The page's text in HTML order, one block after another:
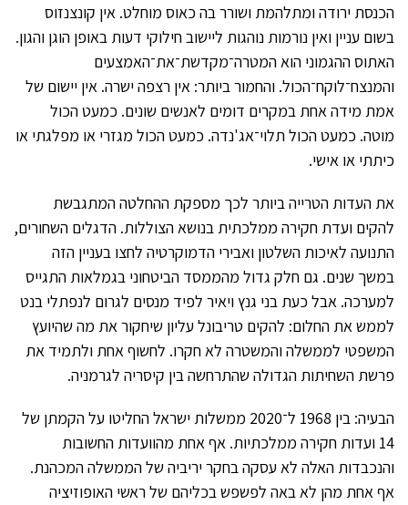
הכנסת ירודה ומתלהמת ושורר בה כאוס מוחלט. אין קונצנזוס
בשום עניין ואין נורמות נוהגות ליישוב חילוקי דעות באופן הוגן והגון.
האתוס ההגמוני הוא המטרה־מקדשת־את־האמצעים
והמנצח־לוקח־הכול. והחמור ביותר: אין רצפה ישרה. אין יישום של
אמת מידה אחת במקרים דומים לאנשים שונים. כמעט הכול
מוטה. כמעט הכול תלוי־אג'נדה. כמעט הכול מגזרי או מפלגתי או
כיתתי או אישי.
את העדות הטרייה ביותר לכך מספקת ההחלטה המתגבשת
להקים ועדת חקירה ממלכתית בנושא הצוללות. הדגלים השחורים,
התנועה לאיכות השלטון ואבירי הדמוקרטיה לחצו בעניין הזה
במשך שנים. גם חלק גדול מהממסד הביטחוני בגמלאות התגייס
למערכה. אבל כעת בני גנץ ויאיר לפיד מנסים לגרום לנפתלי בנט
לממש את החלום: להקים טריבונל עליון שיחקור את מה שהיועץ
המשפטי לממשלה והמשטרה לא חקרו. לחשוף אחת ולתמיד את
פרשת השחיתות הגדולה שהתרחשה בין קיסריה לגרמניה.
הבעיה: בין 1968 ל־2020 ממשלות ישראל החליטו על הקמתן של
14 ועדות חקירה ממלכתיות. אף אחת מהוועדות החשובות
והנכבדות האלה לא עסקה בחקר יריביה של הממשלה המכהנת.
אף אחת מהן לא באה לפשפש בכליהם של ראשי האופוזיציה